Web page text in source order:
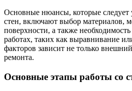
Основные нюансы, которые следует
стен, включают выбор материалов,
поверхности, а также
работах, таких как выравнивание
факторов зависит не только
ремонта.
Основные этапы работы со